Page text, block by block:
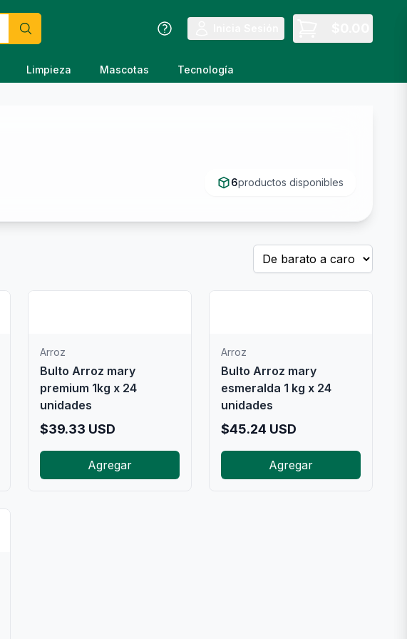
Limpieza Mascotas Tecnología
6productos disponibles
Arroz
Bulto Arroz mary
premium 1kg x 24
unidades
$39.33 USD
Agregar
Arroz
Bulto Arroz mary
esmeralda 1 kg x 24
unidades
$45.24 USD
Agregar